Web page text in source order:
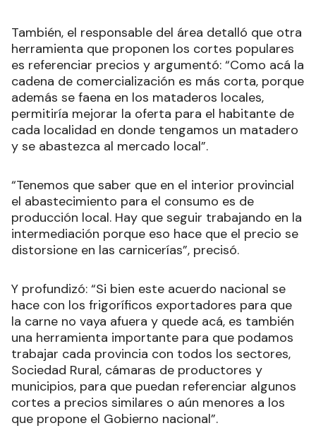
También, el responsable del área detalló que otra
herramienta que proponen los cortes populares
es referenciar precios y argumentó: “Como acá la
cadena de comercialización es más corta, porque
además se faena en los mataderos locales,
permitiría mejorar la oferta para el habitante de
cada localidad en donde tengamos un matadero
y se abastezca al mercado local”.
“Tenemos que saber que en el interior provincial
el abastecimiento para el consumo es de
producción local. Hay que seguir trabajando en la
intermediación porque eso hace que el precio se
distorsione en las carnicerías”, precisó.
Y profundizó: “Si bien este acuerdo nacional se
hace con los frigoríficos exportadores para que
la carne no vaya afuera y quede acá, es también
una herramienta importante para que podamos
trabajar cada provincia con todos los sectores,
Sociedad Rural, cámaras de productores y
municipios, para que puedan referenciar algunos
cortes a precios similares o aún menores a los
que propone el Gobierno nacional”.